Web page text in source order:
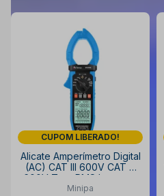
CUPOM LIBERADO!
Alicate Amperímetro Digital
(AC) CAT III 600V CAT V
600V True RMS Lanterna
ET-3710C MINIPA
Minipa